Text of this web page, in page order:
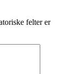
felter er